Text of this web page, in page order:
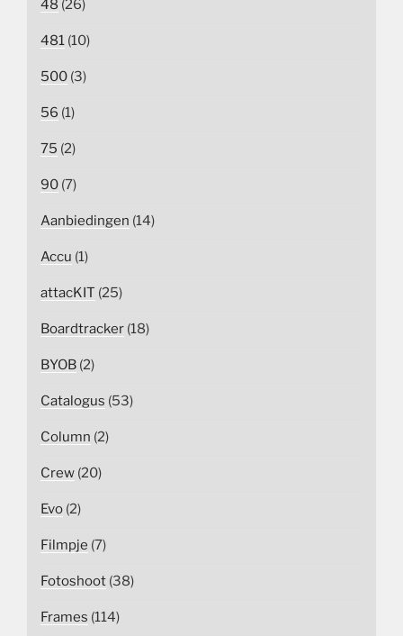
48 (26)
481 (10)
500 (3)
56 (1)
75 (2)
90 (7)
Aanbiedingen (14)
Accu (1)
attacKIT (25)
Boardtracker (18)
BYOB (2)
Catalogus (53)
Column (2)
Crew (20)
Evo (2)
Filmpje (7)
Fotoshoot (38)
Frames (114)